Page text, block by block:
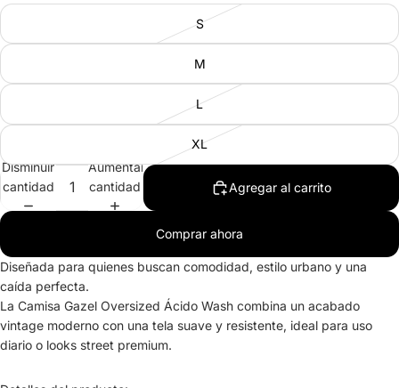
S
M
L
XL
Disminuir
cantidad
Aumentar
cantidad
Agregar al carrito
Comprar ahora
Diseñada para quienes buscan comodidad, estilo urbano y una
caída perfecta.
La Camisa Gazel Oversized Ácido Wash combina un acabado
vintage moderno con una tela suave y resistente, ideal para uso
diario o looks street premium.